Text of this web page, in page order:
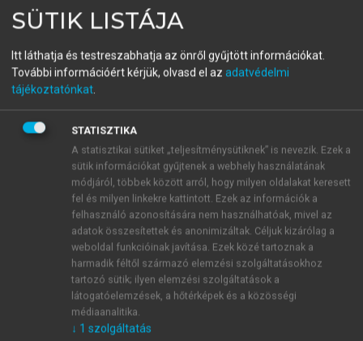
A növényélettan alapjai
menu_book OLVASÁS
A perisztómás transzspiráció
Az epidermisz külső felületén a termőhely víz- és
tápanyag-ellátottságától, a növények vízforgalmi
típusától, fejlettségi állapotától függően kutin
rakódik le, amit ha önálló réteget alkot, kutikulának
nevezünk. A kutin lipofil anyag, ezért rajta keresztül
a víz diffúziója akadályozott. Száraz termőhelyek
növényein a kutikula vastag, ezért az elpárologtatott
vízmennyiségnek csak néhány százaléka távozik a
SÜTIK LISTÁJA
Itt láthatja és testreszabhatja az önről gyűjtött információkat.
További információért kérjük, olvasd el az adatvédelmi
tájékoztatónkat
STATISZTIKA
A statisztikai sütiket „teljesítménysütiknek” is nevezik. Ezek a
sütik információkat gyűjtenek a webhely használatának
módjáról, többek között arról, hogy milyen oldalakat keresett
fel és milyen linkekre kattintott. Ezek az információk a
felhasználó azonosítására nem használhatóak, mivel az
adatok összesítettek és anonimizáltak. Céljuk kizárólag a
weboldal funkcióinak javítása. Ezek közé tartoznak a
harmadik féltől származó elemzési szolgáltatásokhoz
tartozó sütik; ilyen elemzési szolgáltatások a
látogatóelemzések, a hőtérképek és a közösségi
médiaanalitika.
↓ 1 szolgáltatás